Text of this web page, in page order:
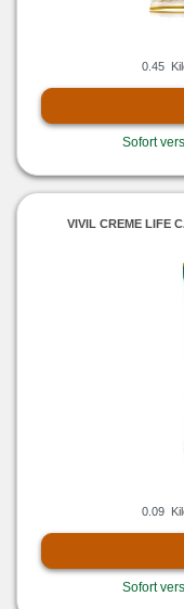
0.45
Sofort
VIVIL CREME LIFE
0.09
Sofort